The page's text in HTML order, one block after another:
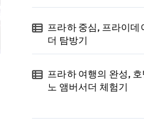
프라하 중심, 프라이데
더 탐방기
프라하 여행의 완성,
노 앰버서더 체험기